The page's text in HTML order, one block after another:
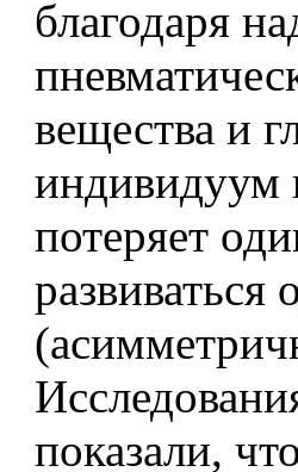
благодаря
вещества и
индивидуум
потеряет
развиваться
показали,